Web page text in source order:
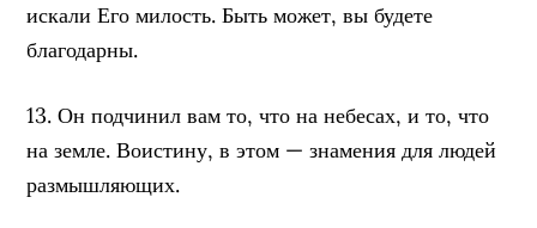
искали Его милость. Быть может, вы будете
благодарны.
13. Он подчинил вам то, что на небесах, и то, что
на земле. Воистину, в этом — знамения для людей
размышляющих.